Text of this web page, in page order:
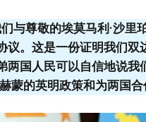
与尊敬的埃莫马利·沙里
议。这是一份证明我们
两国人民可以自信地说我
蒙的英明政策和为两国